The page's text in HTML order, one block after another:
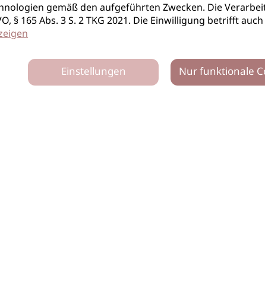
gemäß den aufgeführten Zwecken. Die
§ 165 Abs. 3 S. 2 TKG 2021. Die Einwilligung betrifft
Einstellungen Nur funktionale